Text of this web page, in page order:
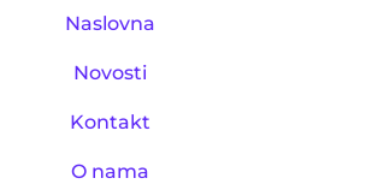
Naslovna
Novosti
Kontakt
O nama